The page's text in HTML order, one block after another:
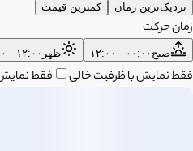
نزدیک‌ترین زمان کمترین قیمت
زمان حرکت
صبح ۰۰:۰۰ - ۱۲:۰۰ ظهر ۱۲:۰۰ - ۱۸:۰۰
فقط نمایش با ظرفیت خالی فقط